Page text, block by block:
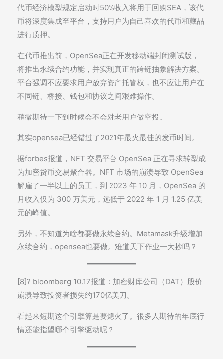
代币经济模型规定启动时50%收入将用于回购SEA，该代
币将深度集成至平台，支持用户为自己喜欢的代币和藏品
进行质押。
在代币推出前，OpenSea正在开发移动端封闭测试版，
将推出永续合约功能，并实现真正的跨链抽象解决方案。
平台强调不应要求用户放弃资产托管权，也不应让用户在
不同链、桥接、钱包和协议之间艰难操作。
稍微期待一下到时候会不会对老用户做空投。
其实opensea已经错过了2021年最火最佳的发币时间。
据forbes报道，NFT 交易平台 OpenSea 正在寻求转型成
为加密货币交易聚合器。NFT 市场的崩溃导致 OpenSea
解雇了一半以上的员工，到 2023 年 10 月，OpenSea 的
月收入仅为 300 万美元，远低于 2022 年 1 月 1.25 亿美
元的峰值。
另外，不知道为啥都要做永续合约。Metamask升级增加
永续合约，opensea也要做。难道天下作业一大抄吗？
[8]? bloomberg 10.17报道：加密财库公司（DAT）股价
崩溃导致投资者损失约170亿美刀。
看起来短期这个引擎算是要熄火了。很多人期待的年底行
情还能指望哪个引擎驱动呢？